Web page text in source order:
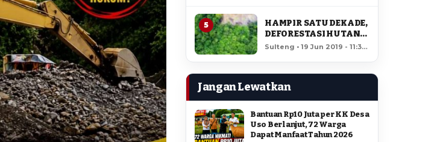
5
HAMPIR SATU DEKADE,
DEFORESTASI HUTAN
LORE LINDU MENCAPAI
Sulteng • 19 Jun 2019 - 11:34
Jangan Lewatkan
Bantuan Rp10 Juta per KK Desa
Uso Berlanjut, 72 Warga
Dapat Manfaat Tahun 2026